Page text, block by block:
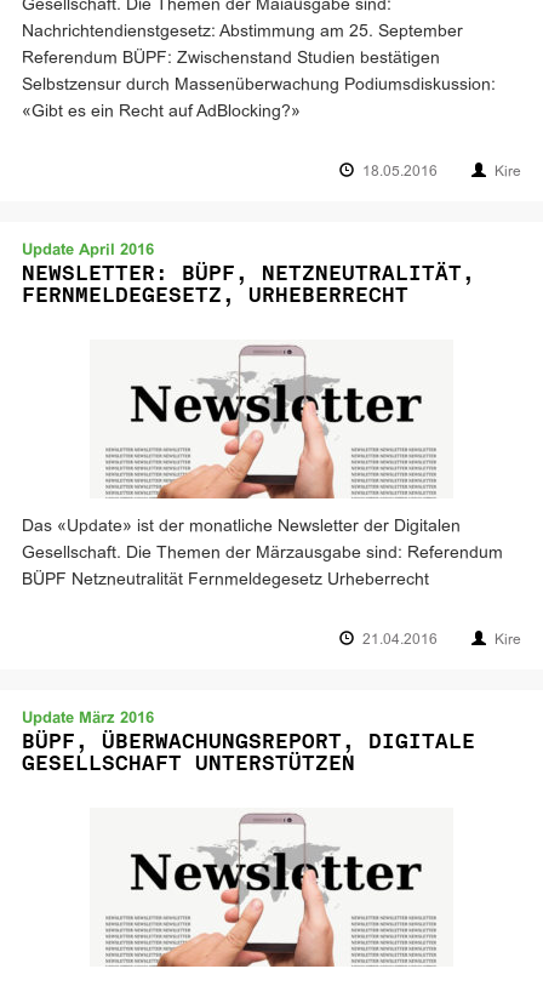
Gesellschaft. Die Themen der Maiausgabe sind:
Nachrichtendienstgesetz: Abstimmung am 25. September
Referendum BÜPF: Zwischenstand Studien bestätigen
Selbstzensur durch Massenüberwachung Podiumsdiskussion:
«Gibt es ein Recht auf AdBlocking?»
18.05.2016 Kire
Update April 2016
NEWSLETTER: BÜPF, NETZNEUTRALITÄT,
FERNMELDEGESETZ, URHEBERRECHT
Das «Update» ist der monatliche Newsletter der Digitalen
Gesellschaft. Die Themen der Märzausgabe sind: Referendum
BÜPF Netzneutralität Fernmeldegesetz Urheberrecht
21.04.2016 Kire
Update März 2016
BÜPF, ÜBERWACHUNGSREPORT, DIGITALE
GESELLSCHAFT UNTERSTÜTZEN